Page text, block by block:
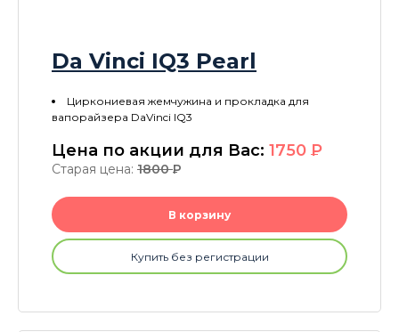
Da Vinci IQ3 Pearl
Циркониевая жемчужина и прокладка для
вапорайзера DaVinci IQ3
Цена по акции для Вас: 1750 P
Старая цена: 1800P
В корзину
Купить без регистрации